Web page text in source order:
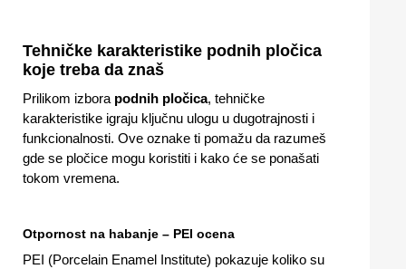
Tehničke karakteristike podnih pločica
koje treba da znaš
Prilikom izbora podnih pločica, tehničke
karakteristike igraju ključnu ulogu u dugotrajnosti i
funkcionalnosti. Ove oznake ti pomažu da razumeš
gde se pločice mogu koristiti i kako će se ponašati
tokom vremena.
Otpornost na habanje – PEI ocena
PEI (Porcelain Enamel Institute) pokazuje koliko su